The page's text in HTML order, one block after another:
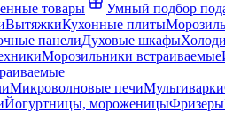
товары Умный подбор
ВытяжкиКухонные плиты
панелиДуховые шкафы
Морозильники встраиваемые
Микроволновые печиМультиварки
Йогуртницы, мороженицыФризеры